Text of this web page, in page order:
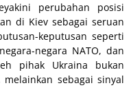
perubahan posisi
di Kiev sebagai seruan
keputusan seperti
negara NATO, dan
pihak Ukraina bukan
sebagai sinyal